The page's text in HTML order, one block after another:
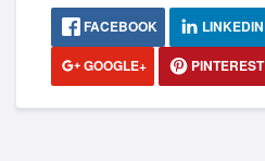
FACEBOOK LINKEDIN
GOOGLE+
PINTEREST